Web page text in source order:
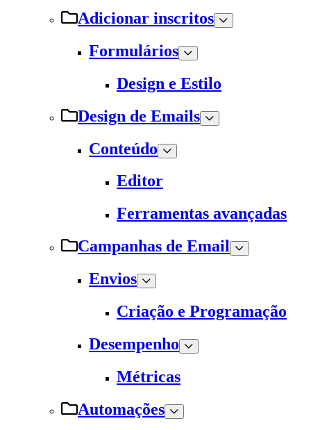
Adicionar inscritos
Formulários
Design e Estilo
Design de Emails
Conteúdo
Editor
Ferramentas avançadas
Campanhas de Email
Envios
Criação e Programação
Desempenho
Métricas
Automações